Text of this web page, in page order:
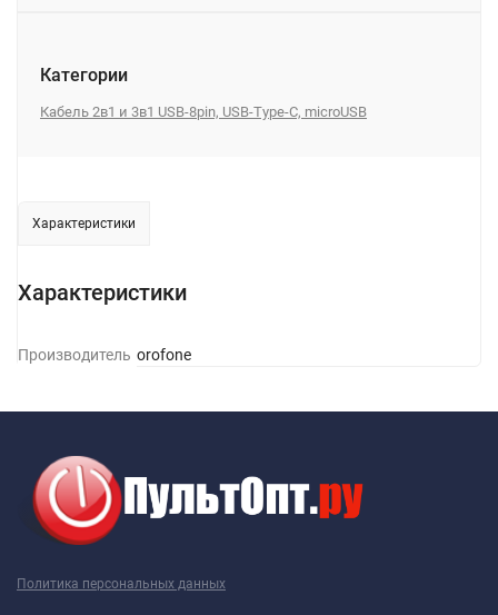
Категории
Кабель 2в1 и 3в1 USB-8pin, USB-Type-C, microUSB
Характеристики
Характеристики
ПроизводительBorofone
Политика персональных данных